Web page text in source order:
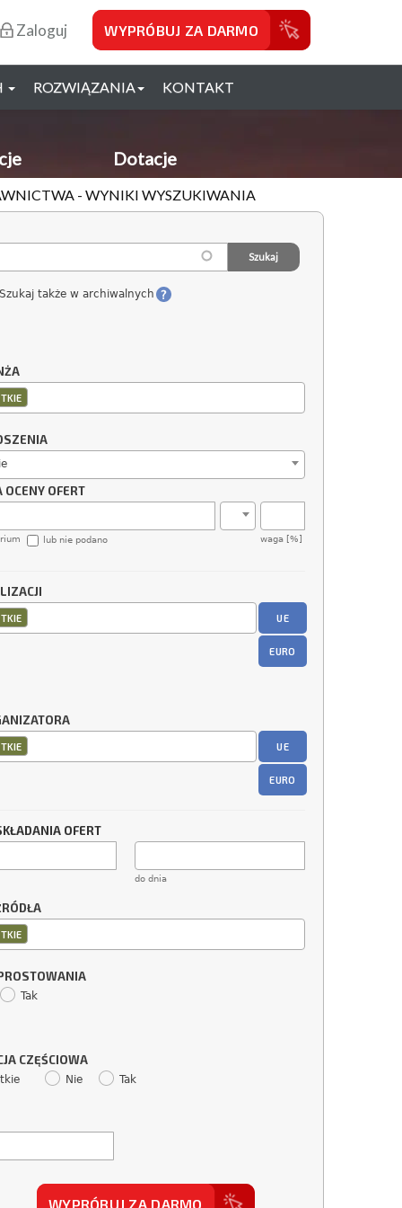
Zaloguj WYPRÓBUJ ZA DARMO
ROZWIĄZANIA KONTAKT
Dotacje
- WYNIKI WYSZUKIWANIA
Szukaj także w archiwalnych
OCENY OFERT
waga [%]
lub nie podano
UE
EURO
UE
EURO
OFERT
do dnia
Tak
CZĘŚCIOWA
Nie Tak
WYPRÓBUJ ZA DARMO